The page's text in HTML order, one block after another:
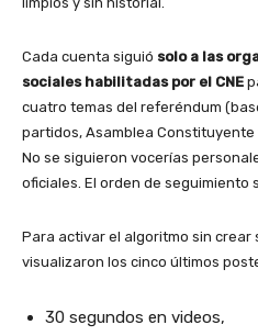
Cada cuenta siguió solo a las
sociales habilitadas por el CNE
cuatro temas del referéndum
partidos, Asamblea Constituyente
No se siguieron vocerías
oficiales. El orden de seguimiento
Para activar el algoritmo sin crear
visualizaron los cinco últimos
30 segundos en videos,